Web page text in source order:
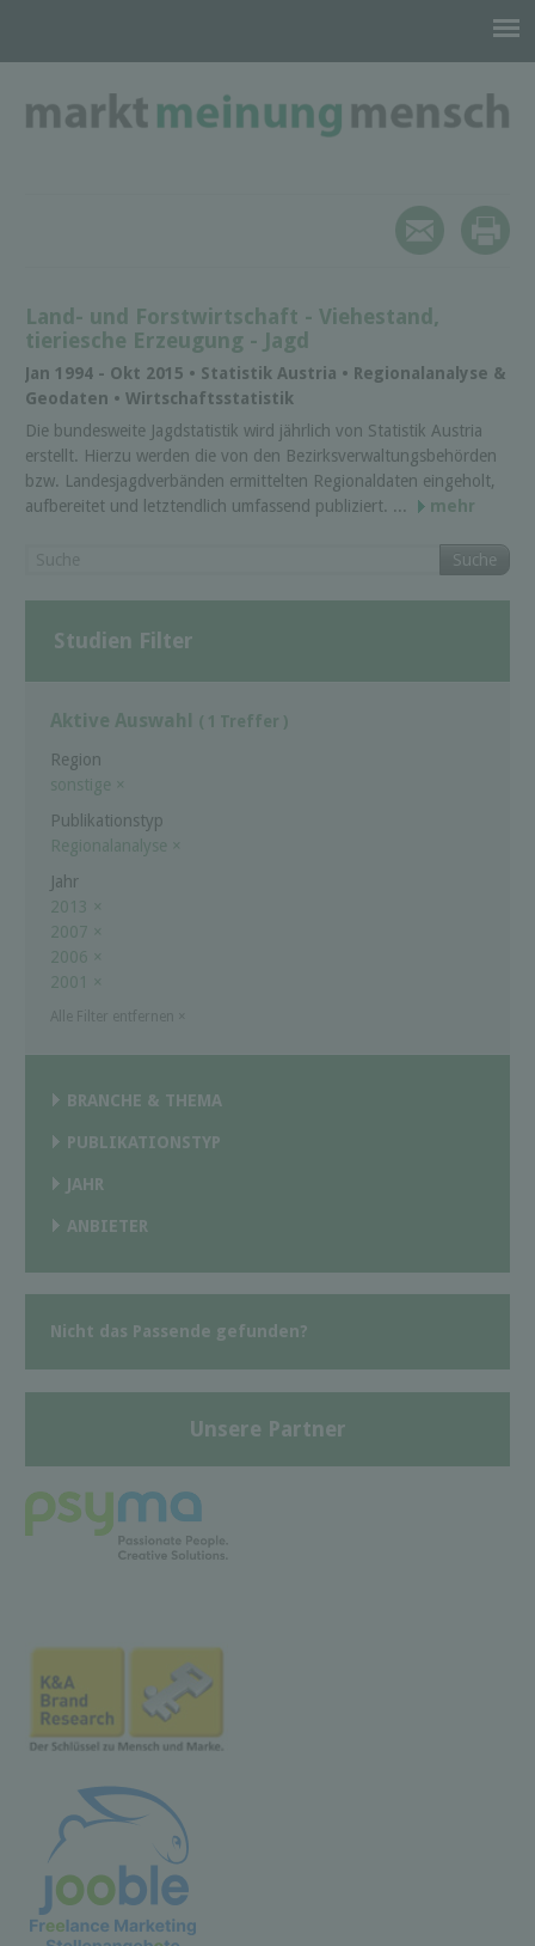
Land- und Forstwirtschaft - Viehestand,
tieriesche Erzeugung - Jagd
Jan 1994 - Okt 2015 • Statistik Austria • Regionalanalyse &
Geodaten • Wirtschaftsstatistik
Die bundesweite Jagdstatistik wird jährlich von Statistik Austria
erstellt. Hierzu werden die von den Bezirksverwaltungsbehörden
bzw. Landesjagdverbänden ermittelten Regionaldaten eingeholt,
aufbereitet und letztendlich umfassend publiziert. ...
mehr
Suche
Studien Filter
Aktive Auswahl ( 1 Treffer )
Region
sonstige ×
Publikationstyp
Regionalanalyse ×
Jahr
2013 ×
2007 ×
2006 ×
2001
×
BRANCHE & THEMA
PUBLIKATIONSTYP
JAHR
ANBIETER
Nicht das Passende gefunden?
Unsere Partner